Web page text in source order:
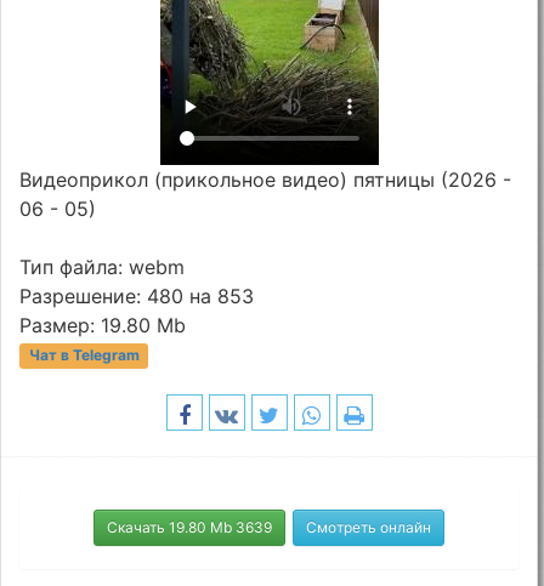
Видеоприкол (прикольное видео) пятницы (2026 -
06 - 05)
Тип файла: webm
Разрешение: 480 на 853
Размер: 19.80 Mb
Чат в Telegram
Скачать 19.80 Mb 3639 Смотреть онлайн